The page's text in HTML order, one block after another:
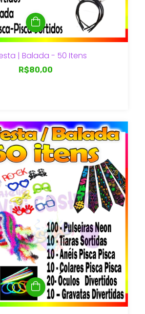
| Balada - 50 Itens
R$80,00